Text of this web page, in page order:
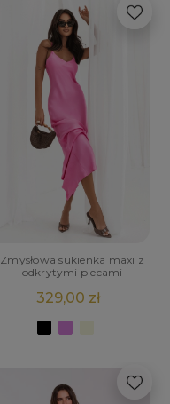
Zmysłowa sukienka maxi z
odkrytymi plecami
329,00 zł
POWIADOM O
DOSTĘPNOŚCI